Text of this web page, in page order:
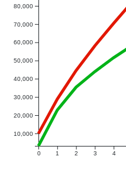
0 1 2 3 4
10,000
20,000
30,000
40,000
50,000
60,000
70,000
80,000